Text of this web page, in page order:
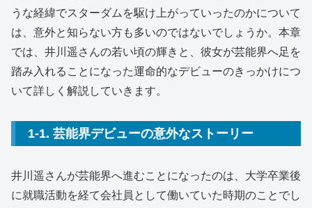
うな経緯でスターダムを駆け上がっていったのかについて
は、意外と知らない方も多いのではないでしょうか。本章
では、井川遥さんの若い頃の輝きと、彼女が芸能界へ足を
踏み入れることになった運命的なデビューのきっかけにつ
いて詳しく解説していきます。
1-1. 芸能界デビューの意外なストーリー
井川遥さんが芸能界へ進むことになったのは、大学卒業後
に就職活動を経て会社員として働いていた時期のことでし